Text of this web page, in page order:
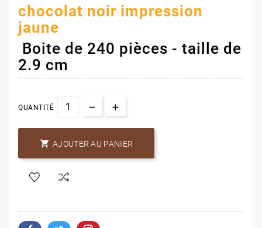
chocolat noir impression
jaune
Boite de 240 pièces - taille de
2.9 cm
QUANTITÉ
 AJOUTER AU PANIER